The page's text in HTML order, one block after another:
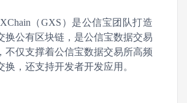
（GXS）是公信宝团队打造
换公有区块链，是公信宝数据交易
不仅支撑着公信宝数据交易所高频
换，还支持开发者开发应用。